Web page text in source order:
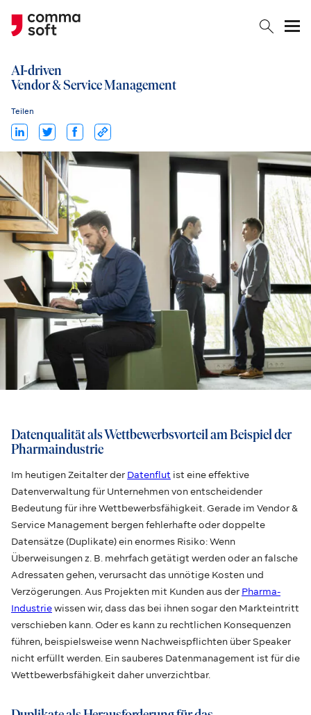
AI-driven
Vendor & Service Management
Teilen
Datenqualität als Wettbewerbsvorteil am Beispiel der
Pharmaindustrie
Im heutigen Zeitalter der Datenflut ist eine effektive
Datenverwaltung für Unternehmen von entscheidender
Bedeutung für ihre Wettbewerbsfähigkeit. Gerade im Vendor &
Service Management bergen fehlerhafte oder doppelte
Datensätze (Duplikate) ein enormes Risiko: Wenn
Überweisungen z. B. mehrfach getätigt werden oder an falsche
Adressaten gehen, verursacht das unnötige Kosten und
Verzögerungen. Aus Projekten mit Kunden aus der Pharma-
Industriewissen wir, dass das bei ihnen sogar den Markteintritt
verschieben kann. Oder es kann zu rechtlichen Konsequenzen
führen, beispielsweise wenn Nachweispflichten über Speaker
nicht erfüllt werden. Ein sauberes Datenmanagement ist für die
Wettbewerbsfähigkeit daher unverzichtbar.